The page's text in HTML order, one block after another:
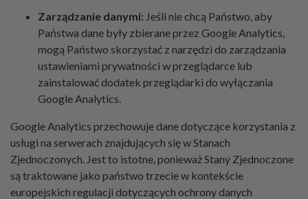
Zarządzanie danymi: Jeśli nie chcą Państwo, aby
Państwa dane były zbierane przez Google Analytics,
mogą Państwo skorzystać z narzędzi do zarządzania
ustawieniami prywatności w przeglądarce lub
zainstalować dodatek przeglądarki do wyłączania
Google Analytics.
Google Analytics przechowuje dane dotyczące korzystania z
usługi na serwerach znajdujących się w Stanach
Zjednoczonych. Jest to istotne, ponieważ Stany Zjednoczone
są traktowane jako państwo trzecie w kontekście
europejskich regulacji dotyczących ochrony danych